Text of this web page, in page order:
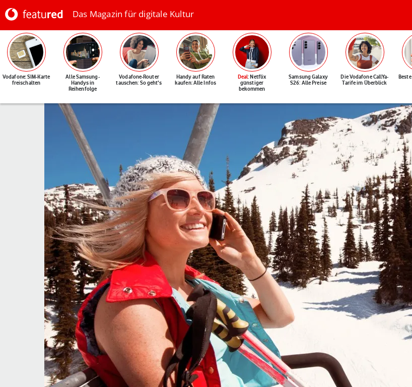
Das Magazin für digitale Kultur
Vodafone: SIM-Karte
freischalten
Alle Samsung-
Handys in
Reihenfolge
Vodafone-Router
tauschen: So geht's
Handy auf Raten
kaufen: Alle Infos
Deal: Netflix
günstiger
bekommen
Samsung Galaxy
S26: Alle Preise
Die Vodafone CallYa-
Tarife im Überblick